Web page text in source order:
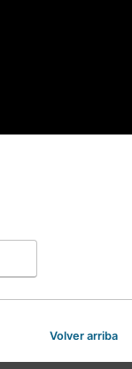
Volver arriba